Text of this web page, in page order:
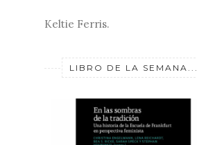
Keltie Ferris.
LIBRO DE LA SEMANA...